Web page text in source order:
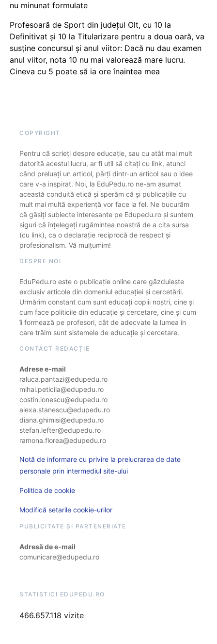
nu minunat formulate
Profesoară de Sport din județul Olt, cu 10 la
Definitivat și 10 la Titularizare pentru a doua oară, va
susține concursul și anul viitor: Dacă nu dau examen
anul viitor, nota 10 nu mai valorează mare lucru.
Cineva cu 5 poate să ia ore înaintea mea
COPYRIGHT
Pentru că scrieți despre educație, sau cu atât mai mult
datorită acestui lucru, ar fi util să citați cu link, atunci
când preluați un articol, părți dintr-un articol sau o idee
care v-a inspirat. Noi, la EduPedu.ro ne-am asumat
această conduită etică și sperăm că și publicațiile cu
mult mai multă experiență vor face la fel. Ne bucurăm
că găsiți subiecte interesante pe Edupedu.ro și suntem
siguri că înțelegeți rugămintea noastră de a cita sursa
(cu link), ca o declarație reciprocă de respect și
profesionalism. Vă mulțumim!
DESPRE NOI
EduPedu.ro este o publicație online care găzduiește
exclusiv articole din domeniul educației și cercetării.
Urmărim constant cum sunt educați copiii noștri, cine și
cum face politicile din educație și cercetare, cine și cum
îi formează pe profesori, cât de adecvate la lumea în
care trăim sunt sistemele de educație și cercetare.
CONTACT REDACȚIE
Adrese e-mail
raluca.pantazi@edupedu.ro
mihai.peticila@edupedu.ro
costin.ionescu@edupedu.ro
alexa.stanescu@edupedu.ro
diana.ghimisi@edupedu.ro
stefan.lefter@edupedu.ro
ramona.florea@edupedu.ro
Notă de informare cu privire la prelucrarea de date
personale prin intermediul site-ului
Politica de cookie
Modifică setarile cookie-urilor
PUBLICITATE ȘI PARTENERIATE
Adresă de e-mail
comunicare@edupedu.ro
STATISTICI EDUPEDU.RO
466.657.118 vizite